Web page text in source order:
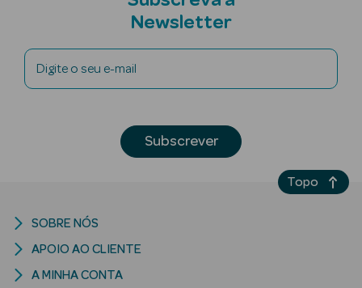
Eau de Parfum
Eau de Toilette
Newsletter
Digite o seu e-mail
Subscrever
SOBRE NÓS
APOIO AO CLIENTE
A MINHA CONTA
Topo